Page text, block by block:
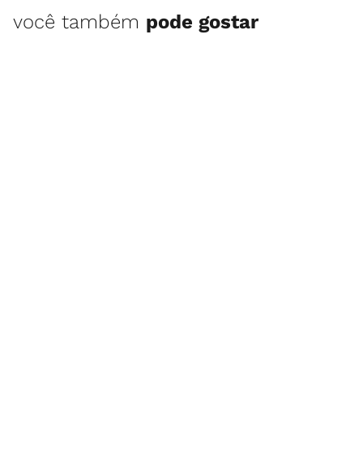
você também pode gostar